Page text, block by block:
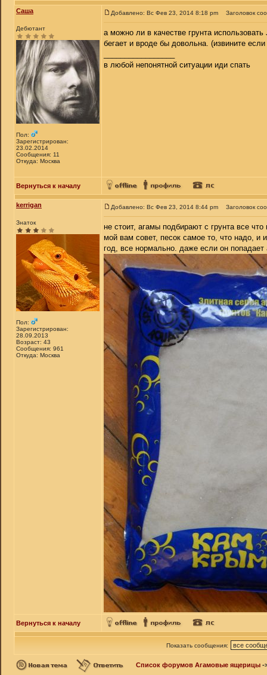
Саша
Дебютант
Пол:
Зарегистрирован:
23.02.2014
Сообщения: 11
Откуда: Москва
Добавлено: Вс Фев 23, 2014 8:18 pm Заголовок
а можно ли в качестве грунта
бегает и вроде бы довольна. (извините
в любой непонятной ситуации иди спать
Вернуться к началу
kerrigan
Знаток
Пол:
Зарегистрирован:
28.09.2013
Возраст: 43
Сообщения: 961
Откуда: Москва
Добавлено: Вс Фев 23, 2014 8:44 pm Заголовок
не стоит, агамы подбирают с грунта все
мой вам совет, песок самое то, что надо,
год, все нормально. даже если он
Вернуться к началу
Показать сообщения:
Список форумов Агамовые ящерицы -